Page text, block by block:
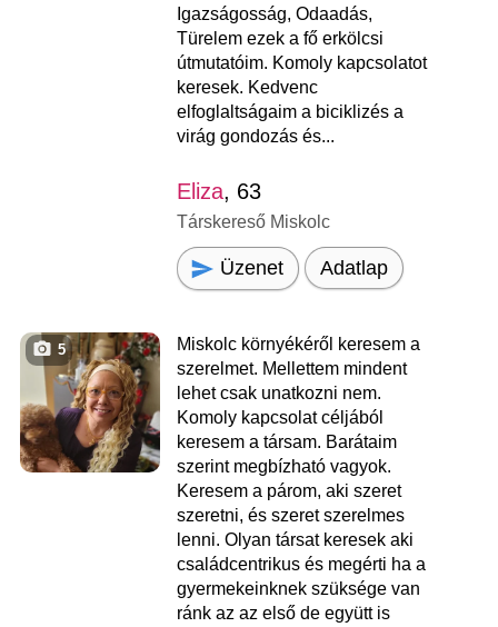
Igazságosság, Odaadás,
Türelem ezek a fő erkölcsi
útmutatóim. Komoly kapcsolatot
keresek. Kedvenc
elfoglaltságaim a biciklizés a
virág gondozás és...
Eliza, 63
Társkereső Miskolc
Üzenet Adatlap
5
Miskolc környékéről keresem a
szerelmet. Mellettem mindent
lehet csak unatkozni nem.
Komoly kapcsolat céljából
keresem a társam. Barátaim
szerint megbízható vagyok.
Keresem a párom, aki szeret
szeretni, és szeret szerelmes
lenni. Olyan társat keresek aki
családcentrikus és megérti ha a
gyermekeinknek szüksége van
ránk az az első de együtt is